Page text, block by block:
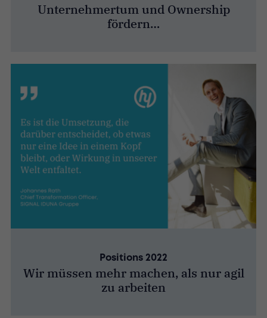
Unternehmertum und Ownership
fördern…
Positions 2022
Wir müssen mehr machen, als nur agil
zu arbeiten